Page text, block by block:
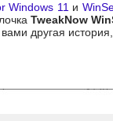
Windows 11 и
TweakNow
другая